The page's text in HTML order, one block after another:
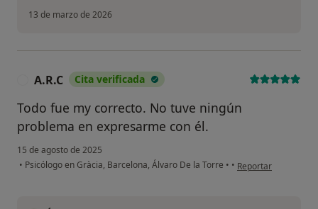
13 de marzo de 2026
A.R.C Cita verificada
Todo fue my correcto. No tuve ningún
problema en expresarme con él.
15 de agosto de 2025
• Psicólogo en Gràcia, Barcelona, Álvaro De la Torre • • en opinión del
Reportar